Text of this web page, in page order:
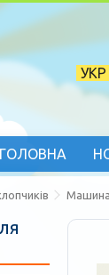
УКР
ГОЛОВНА
Машина